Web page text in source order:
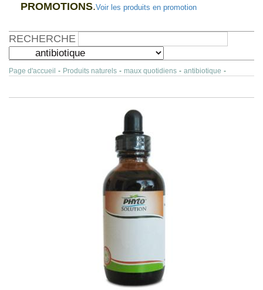
PROMOTIONS.Voir les produits en promotion
RECHERCHE
Page d'accueil - Produits naturels - maux quotidiens - antibiotique -